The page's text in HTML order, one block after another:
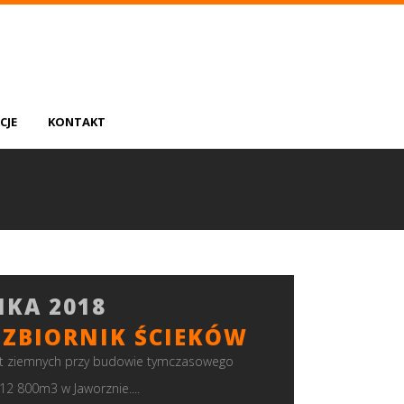
KONTAKT
2018
ŚCIEKÓW
ziemnych przy budowie tymczasowego
800m3 w Jaworznie....